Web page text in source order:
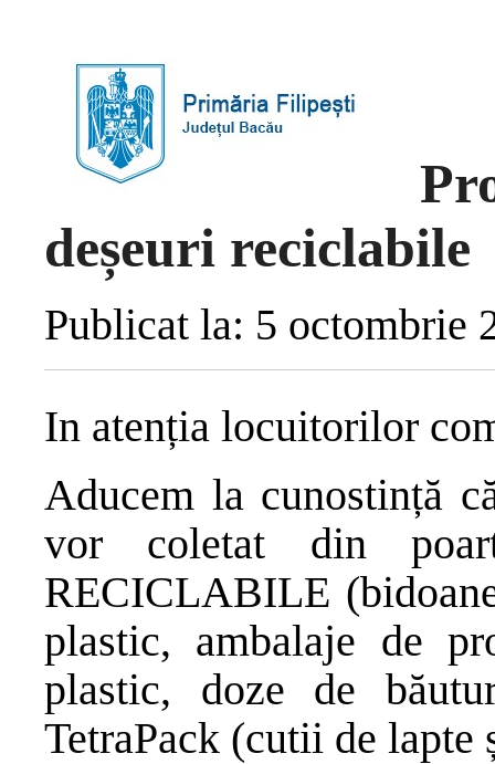
deșeuri reciclabile
Publicat la: 5 octombrie
In atenția locuitorilor
Aducem la cunostință
vor coletat din
RECICLABILE
plastic, ambalaje de
plastic, doze de
TetraPack (cutii de lapte